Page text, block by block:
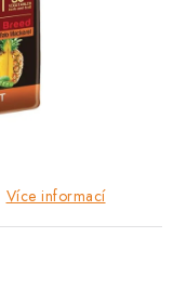
Více informací